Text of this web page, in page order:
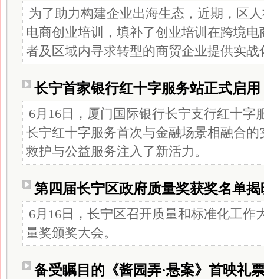
为了助力构建企业出海生态，近期，区
电商创业培训，填补了创业培训在跨境
者及区域内寻求转型的商贸企业提供实战
长宁首家银行红十字服务站正式启用
6月16日，厦门国际银行长宁支行红十字
长宁红十字服务首次与金融场景相融合
救护与公益服务注入了新活力。
第四届长宁区政府质量奖获奖名单
6月16日，长宁区召开质量和标准化工作
量奖颁奖大会。
备受瞩目的《酱园弄·悬案》首映礼